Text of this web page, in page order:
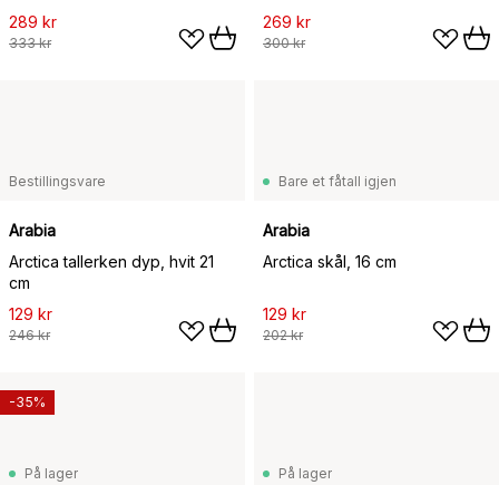
289 kr
333 kr
269 kr
300 kr
Bestillingsvare
Arabia
Arctica tallerken dyp, hvit 21
cm
129 kr
246 kr
Bare et fåtall igjen
Arabia
Arctica skål, 16 cm
129 kr
202 kr
På lager
-35%
På lager